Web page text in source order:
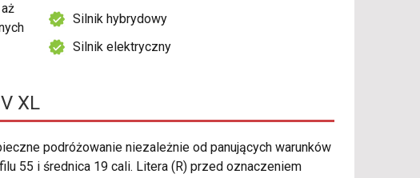
Silnik hybrydowy
Silnik elektryczny
XL
podróżowanie niezależnie od panujących warunków
55 i średnica 19 cali. Litera (R) przed oznaczeniem